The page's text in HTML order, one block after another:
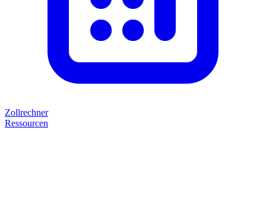
Zollrechner
Ressourcen